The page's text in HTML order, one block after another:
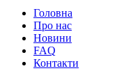
Головна
Про нас
Новини
FAQ
Контакти